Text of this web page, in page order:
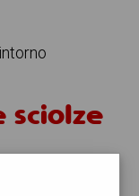
sciolze